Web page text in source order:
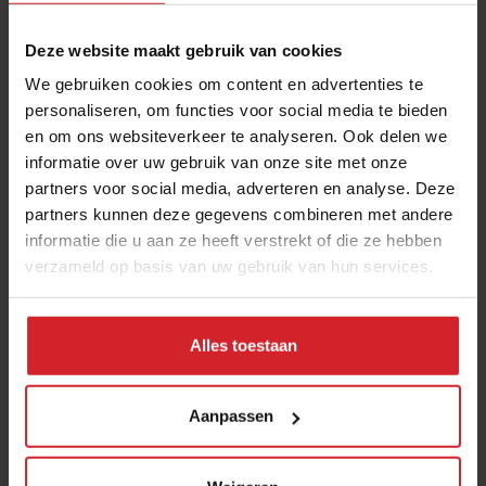
Deze website maakt gebruik van cookies
We gebruiken cookies om content en advertenties te
personaliseren, om functies voor social media te bieden
en om ons websiteverkeer te analyseren. Ook delen we
informatie over uw gebruik van onze site met onze
partners voor social media, adverteren en analyse. Deze
partners kunnen deze gegevens combineren met andere
informatie die u aan ze heeft verstrekt of die ze hebben
verzameld op basis van uw gebruik van hun services.
Alles toestaan
Aanpassen
Foto door Megane Callewaert@ Flickr
Meld je aan voor de nieuwsbrief
interviews van Food Inspiration per e-mail.Klik hier
voor meer informatie.
Verzend